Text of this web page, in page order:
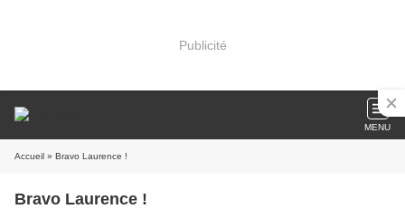
Publicité
MENU
Accueil » Bravo Laurence !
Bravo Laurence !